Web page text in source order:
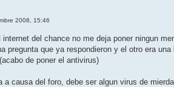
2008, 15:46
del chance no me deja poner ningun
pregunta que ya respondieron y el otro era
(acabo de poner el antivirus)
a causa del foro, debe ser algun virus de